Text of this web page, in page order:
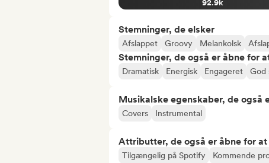
92.9k
Stemninger, de elsker
Afslappet Groovy Melankolsk
Stemninger, de også er åbne for
Dramatisk Energisk Engageret God
Musikalske egenskaber, de også
Covers Instrumental
Attributter, de også er åbne for
Tilgængelig på Spotify Kommende